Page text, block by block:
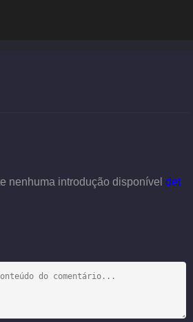
nenhuma introdução disponível det